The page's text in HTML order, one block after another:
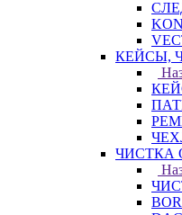
КЕЙСЫ,
ЧИСТКА